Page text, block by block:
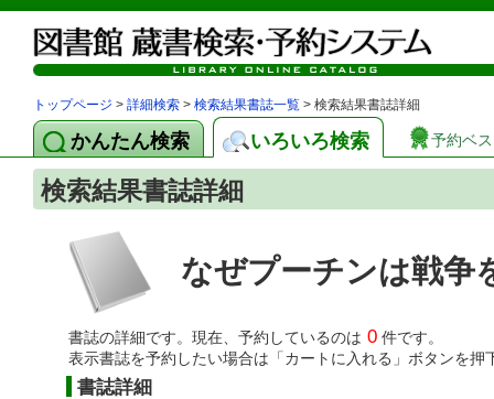
トップページ > 詳細検索 > 検索結果書誌一覧 > 検索結果書誌詳細
かんたん検索 いろいろ検索 予約ベ
検索結果書誌詳細
なぜプーチンは戦争
書誌の詳細です。現在、予約しているのは 0 件です。
表示書誌を予約したい場合は「カートに入れる」ボタンを押
書誌詳細